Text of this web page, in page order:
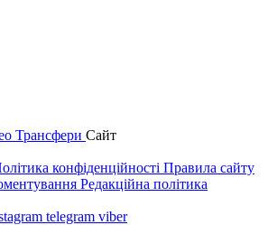
Трансфери Сайт
конфіденційності Правила сайту
Редакційна політика
telegram viber